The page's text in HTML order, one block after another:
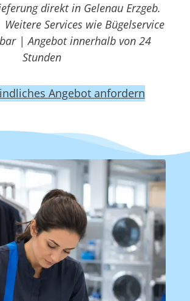
direkt in Gelenau Erzgeb.
Services wie Bügelservice
| Angebot innerhalb von 24
Stunden
Angebot anfordern